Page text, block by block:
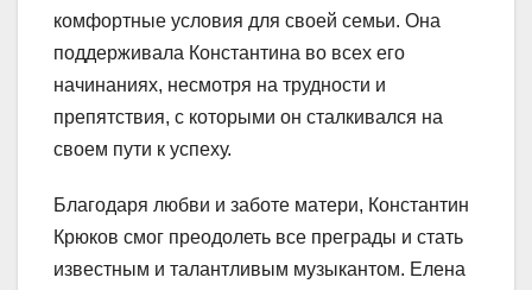
комфортные условия для своей семьи. Она
поддерживала Константина во всех его
начинаниях, несмотря на трудности и
препятствия, с которыми он сталкивался на
своем пути к успеху.
Благодаря любви и заботе матери, Константин
Крюков смог преодолеть все преграды и стать
известным и талантливым музыкантом. Елена